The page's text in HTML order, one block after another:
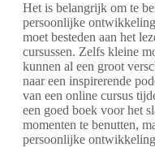
Het is belangrijk om te
persoonlijke
moet besteden aan het
cursussen. Zelfs kleine
kunnen al een groot
naar een inspirerende
van een online cursus
een goed boek voor het
momenten te benutten,
persoonlijke